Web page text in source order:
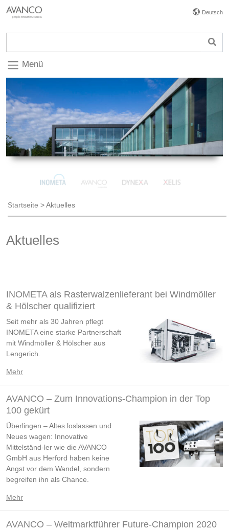
Deutsch
Menü
Startseite >Aktuelles
Aktuelles
INOMETA als Rasterwalzenlieferant bei Windmöller
& Hölscher qualifiziert
Seit mehr als 30 Jahren pflegt
INOMETA eine starke Partnerschaft
mit Windmöller & Hölscher aus
Lengerich.
Mehr
AVANCO – Zum Innovations-Champion in der Top
100 gekürt
Überlingen – Altes loslassen und
Neues wagen: Innovative
Mittelständ-ler wie die AVANCO
GmbH aus Herford haben keine
Angst vor dem Wandel, sondern
begreifen ihn als Chance.
Mehr
AVANCO – Weltmarktführer Future-Champion 2020